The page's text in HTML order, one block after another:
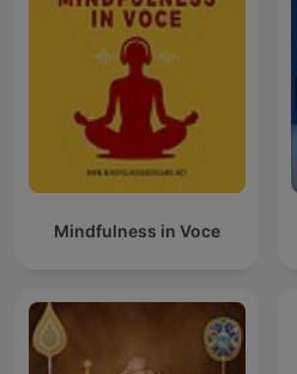
Mindfulness in Voce